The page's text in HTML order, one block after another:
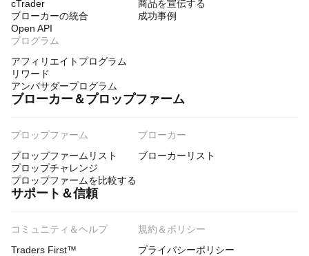
cTrader
ブローカーの統合
Open API
商品を宣伝する
成功事例
プログラム
アフィリエイトプログラム
リワード
アンバサダープログラム
ブローカー＆プロップファーム
プロップファーム
プロップファームリスト
プロップチャレンジ
プロップファームを比較する
ブローカー
ブローカーリスト
サポート＆信頼
コミュニティ＆ヘルプ
Traders First™
規約＆ポリシー
プライバシーポリシー